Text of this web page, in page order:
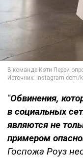
"Обвинения,
в социальных
являются не
примером
Госпожа Роуз